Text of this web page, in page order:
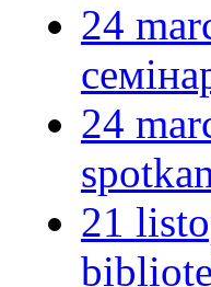
24
24
21